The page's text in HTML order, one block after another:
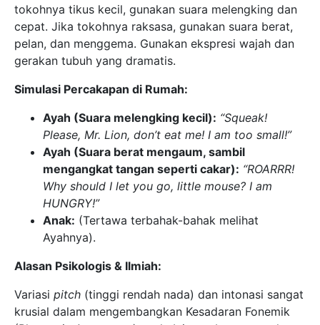
tokohnya tikus kecil, gunakan suara melengking dan
cepat. Jika tokohnya raksasa, gunakan suara berat,
pelan, dan menggema. Gunakan ekspresi wajah dan
gerakan tubuh yang dramatis.
Simulasi Percakapan di Rumah:
Ayah (Suara melengking kecil): “Squeak!
Please, Mr. Lion, don’t eat me! I am too small!”
Ayah (Suara berat mengaum, sambil
mengangkat tangan seperti cakar): “ROARRR!
Why should I let you go, little mouse? I am
HUNGRY!”
Anak: (Tertawa terbahak-bahak melihat
Ayahnya).
Alasan Psikologis & Ilmiah:
Variasi pitch (tinggi rendah nada) dan intonasi sangat
krusial dalam mengembangkan Kesadaran Fonemik